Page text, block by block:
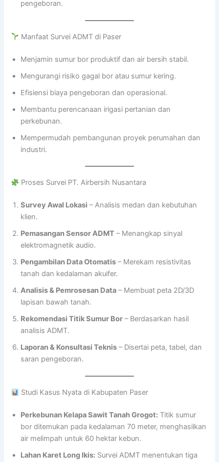
pengeboran.
Manfaat Survei ADMT di Paser
Menjamin sumur bor produktif dan air bersih stabil.
Mengurangi risiko gagal bor atau sumur kering.
Efisiensi biaya pengeboran dan operasional.
Membantu perencanaan irigasi pertanian dan
perkebunan.
Mempermudah pembangunan proyek perumahan dan
industri.
Proses Survei PT. Airbersih Nusantara
Survey Awal Lokasi – Analisis medan dan kebutuhan
klien.
Pemasangan Sensor ADMT – Menangkap sinyal
elektromagnetik audio.
Pengambilan Data Otomatis – Merekam resistivitas
tanah dan kedalaman akuifer.
Analisis & Pemrosesan Data – Membuat peta 2D/3D
lapisan bawah tanah.
Rekomendasi Titik Sumur Bor – Berdasarkan hasil
analisis ADMT.
Laporan & Konsultasi Teknis – Disertai peta, tabel, dan
saran pengeboran.
Studi Kasus Nyata di Kabupaten Paser
Perkebunan Kelapa Sawit Tanah Grogot: Titik sumur
bor ditemukan pada kedalaman 70 meter, menghasilkan
air melimpah untuk 60 hektar kebun.
Lahan Karet Long Ikis: Survei ADMT menentukan tiga